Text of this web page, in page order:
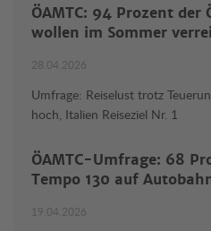
ÖAMTC: 94 Prozent der
wollen im Sommer
28.04.2026
Umfrage: Reiselust trotz
hoch, Italien Reiseziel Nr. 1
ÖAMTC-Umfrage: 68
Tempo 130 auf
19.04.2026